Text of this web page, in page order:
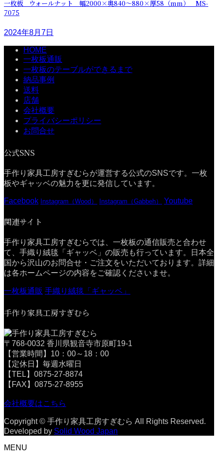
一枚板 ウォールナット 幅2000×奥840～880×厚58（mm） MS-
7075
2024年8月7日
HOME
一枚板通販
一枚板のテーブルができるまで
納品事例
送料
店舗
会社概要
プライバシーポリシー
お問合せ
公式SNS
手作り家具工房すぎむらが運営する公式のSNSです。一枚
板やギャッベの魅力を更に発信しています。
Facebook Instagram（Wood） Instagram（Gabbeh） Youtube
関連サイト
手作り家具工房すぎむらでは、一枚板の通信販売と合わせ
て、手織り絨毯「ギャッベ」の販売も行っています。日本全
国から沢山のお問合せ・ご注文をいただいております。詳細
は各ホームページの内容をご確認くださいませ。
一枚板通販 手織り絨毯「ギャッベ」
手作り家具工房すぎむら
〒768-0032 香川県観音寺市原町19-1
【営業時間】10：00～18：00
【定休日】毎週水曜日
【TEL】0875-27-8874
【FAX】0875-27-8955
会社概要はこちら
Copyright © 手作り家具工房すぎむら All Rights Reserved.
Developed by Solid Wood Japan
MENU